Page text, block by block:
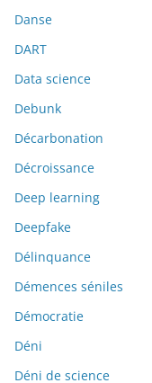
Danse
DART
Data science
Debunk
Décarbonation
Décroissance
Deep learning
Deepfake
Délinquance
Démences séniles
Démocratie
Déni
Déni de science